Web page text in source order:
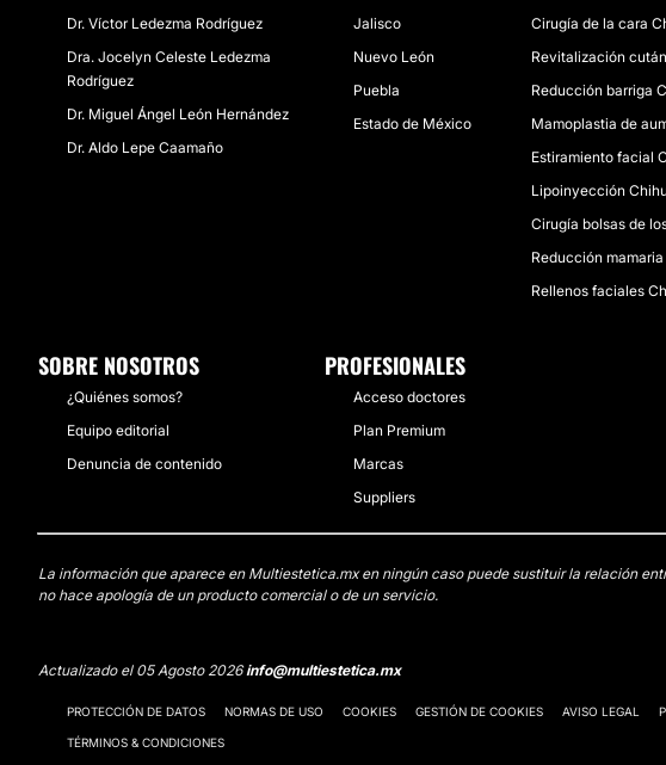
Dr. Víctor Ledezma Rodríguez
Dra. Jocelyn Celeste Ledezma
Rodríguez
Dr. Miguel Ángel León Hernández
Dr. Aldo Lepe Caamaño
Jalisco
Nuevo León
Puebla
Estado de México
Cirugía de la cara
Revitalización
Reducción barriga
Mamoplastia de
Estiramiento facial
Lipoinyección
Cirugía bolsas de
Reducción
Rellenos faciales
SOBRE NOSOTROS
¿Quiénes somos?
Equipo editorial
Denuncia de contenido
PROFESIONALES
Acceso doctores
Plan Premium
Marcas
Suppliers
La información que aparece en Multiestetica.mx en ningún caso puede sustituir la relación
no hace apología de un producto comercial o de un servicio.
Actualizado el 05 Agosto 2026info@multiestetica.mx
PROTECCIÓN DE DATOS NORMAS DE USO COOKIES GESTIÓN DE COOKIES AVISO LEGAL
TÉRMINOS & CONDICIONES